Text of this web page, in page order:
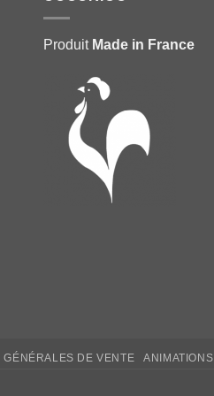
Produit Made in France
GÉNÉRALES DE VENTE ANIMATIONS